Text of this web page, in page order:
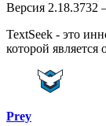
Версия
TextSeek - это
которой
Prey